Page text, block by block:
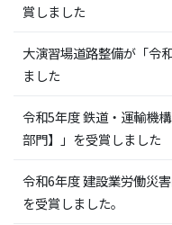
賞しました
大演習場道路整備が「令
ました
令和5年度 鉄道・運輸機
部門】」を受賞しました
令和6年度 建設業労働災
を受賞しました。